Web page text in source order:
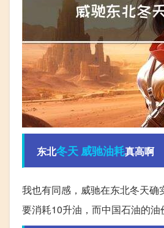
东北冬天威驰油耗真高啊
我也有同感，威驰在东北冬天
要消耗10升油，而中国石油的